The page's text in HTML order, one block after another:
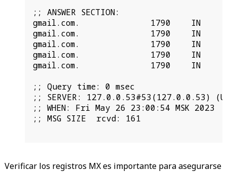
;; ANSWER SECTION:
gmail.com.              1790    IN
gmail.com.              1790    IN
gmail.com.              1790    IN
gmail.com.              1790    IN
gmail.com.              1790    IN
;; Query time: 0 msec
;; SERVER: 127.0.0.53#53(127.0.0.53)
;; WHEN: Fri May 26 23:00:54 MSK 2023
;; MSG SIZE  rcvd: 161
Verificar los registros MX es importante para asegurarse